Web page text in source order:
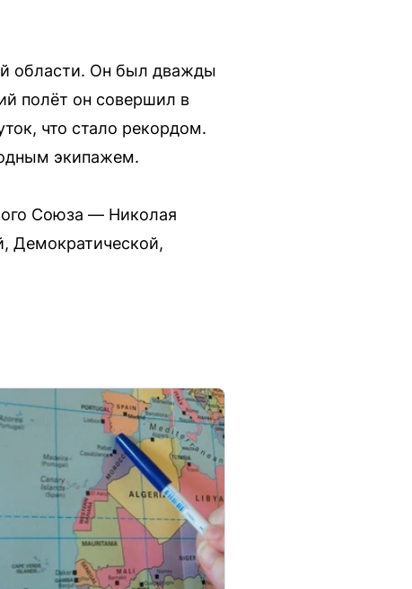
области. Он был дважды
полёт он совершил в
что стало рекордом.
экипажем.
Союза — Николая
Демократической,